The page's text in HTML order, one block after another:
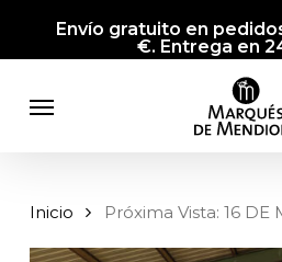
content
Envío gratuito en
€. Entrega en
Menu
Inicio Próxima Vista: 16 DE